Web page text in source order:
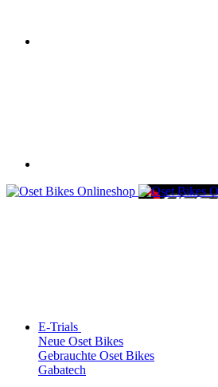
E-Trials
Neue Oset Bikes
Gebrauchte Oset Bikes
Gabatech